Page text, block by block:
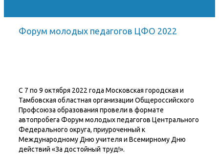
Форум молодых педагогов ЦФО 2022
С 7 по 9 октября 2022 года Московская городская и
Тамбовская областная организации Общероссийского
Профсоюза образования провели в формате
автопробега Форум молодых педагогов Центрального
Федерального округа, приуроченный к
Международному Дню учителя и Всемирному Дню
действий «За достойный труд!».